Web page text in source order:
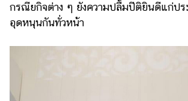
กรณียกิจต่าง ๆ ยังความปลื้มปีติยินดีแก่ปร
อุดหนุนกันทั่วหน้า